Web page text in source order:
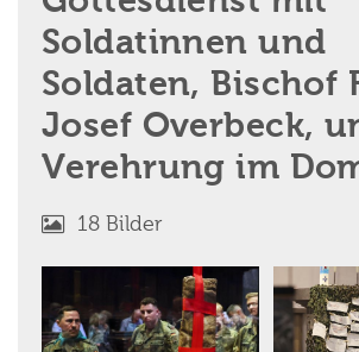
Soldatinnen und
Soldaten, Bischof
Josef Overbeck,
Verehrung im
18 Bilder